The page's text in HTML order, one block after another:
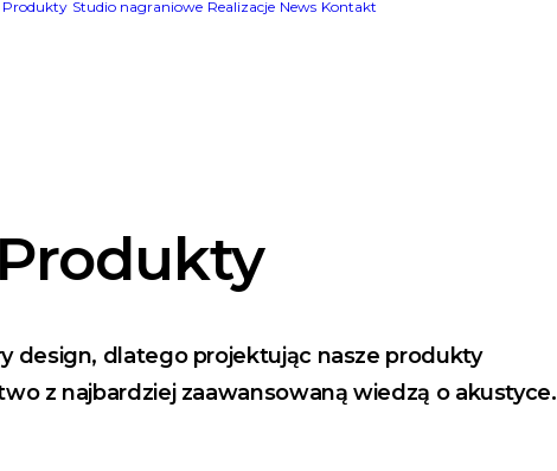
Produkty Studio nagraniowe Realizacje News Kontakt
Produkty
design, dlatego projektując nasze produkty
z najbardziej zaawansowaną wiedzą o akustyce.